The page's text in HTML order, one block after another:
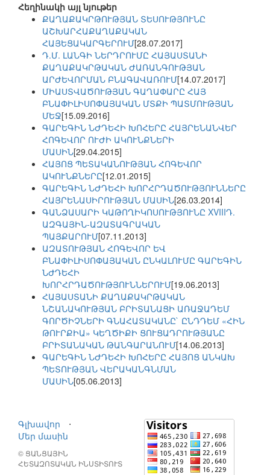
Հեղինակի այլ նյութեր
ՔԱՂԱՔԱԿՐԹՈՒԹՅԱՆ ՏԵՍՈՒԹՅՈՒՆԸ
ԱՇԽԱՐՀԱՔԱՂԱՔԱԿԱՆ
ՀԱՅԵՑԱԿԱՐԳԵՐՈՒՄ[28.07.2017]
Դ.Մ. ԼԱՆԳԻ ՆԵՐԴՐՈՒՄԸ ՀԱՅԱՍՏԱՆԻ
ՔԱՂԱՔԱԿՐԹԱԿԱՆ ԺԱՌԱՆԳՈՒԹՅԱՆ
ԱՐԺԵՎՈՐՄԱՆ ԲՆԱԳԱՎԱՌՈՒՄ[14.07.2017]
ՄԻԱՍՏՎԱԾՈՒԹՅԱՆ ԳԱՂԱՓԱՐԸ ՀԱՅ
ԲՆԱՓԻԼԻՍՈՓԱՅԱԿԱՆ ՄՏՔԻ ՊԱՏՄՈՒԹՅԱՆ
ՄԵՋ[15.09.2016]
ԳԱՐԵԳԻՆ ՆԺԴԵՀԻ ԽՈՀԵՐԸ ՀԱՅՐԵՆԱՆՎԵՐ
ՀՈԳԵՎՈՐ ՈՒԺԻ ԱԿՈՒՆՔՆԵՐԻ
ՄԱՍԻՆ[29.04.2015]
ՀԱՅՈՑ ՊԵՏԱԿԱՆՈՒԹՅԱՆ ՀՈԳԵՎՈՐ
ԱԿՈՒՆՔՆԵՐԸ[12.01.2015]
ԳԱՐԵԳԻՆ ՆԺԴԵՀԻ ԽՈՐՀՐԴԱԾՈՒԹՅՈՒՆՆԵՐԸ
ՀԱՅՐԵՆԱՍԻՐՈՒԹՅԱՆ ՄԱՍԻՆ[26.03.2014]
ԳԱՆՁԱՍԱՐԻ ԿԱԹՈՂԻԿՈՍՈՒԹՅՈՒՆԸ XVIIIԴ.
ԱԶԳԱՅԻՆ-ԱԶԱՏԱԳՐԱԿԱՆ
ՊԱՅՔԱՐՈՒՄ[07.11.2013]
ԱԶԱՏՈՒԹՅԱՆ ՀՈԳԵՎՈՐ ԵՎ
ԲՆԱՓԻԼԻՍՈՓԱՅԱԿԱՆ ԸՆԿԱԼՈՒՄԸ ԳԱՐԵԳԻՆ
ՆԺԴԵՀԻ
ԽՈՐՀՐԴԱԾՈՒԹՅՈՒՆՆԵՐՈՒՄ[19.06.2013]
ՀԱՅԱՍՏԱՆԻ ՔԱՂԱՔԱԿՐԹԱԿԱՆ
ՆՇԱՆԱԿՈՒԹՅԱՆ ԲՐԻՏԱՆԱՑԻ ԱՌԱՋԱԴԵՄ
ԳՈՐԾԻՉՆԵՐԻ ԳՆԱՀԱՏԱԿԱՆԸ` ԸՆԴԴԵՄ «ՀԻՆ
ԹՈՒՐՔԻԱ» ԿԵՂԾԻՔԻ ՑՈՒՑԱԴՐՈՒԹՅԱՆԸ
ԲՐԻՏԱՆԱԿԱՆ ԹԱՆԳԱՐԱՆՈՒՄ[14.06.2013]
ԳԱՐԵԳԻՆ ՆԺԴԵՀԻ ԽՈՀԵՐԸ ՀԱՅՈՑ ԱՆԿԱԽ
ՊԵՏՈՒԹՅԱՆ ՎԵՐԱԿԱՆԳՆՄԱՆ
ՄԱՍԻՆ[05.06.2013]
Գլխավոր
⋅
Մեր մասին
© ՑԱՆՑԱՅԻՆ
ՀԵՏԱԶՈՏԱԿԱՆ ԻՆՍՏԻՏՈՒՏ